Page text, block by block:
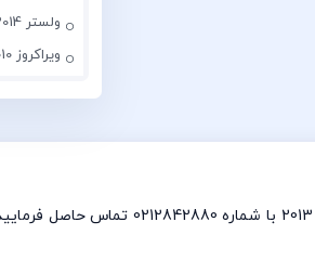
ولستر 2014-2016
ویراکروز 2010-2013
چراغ جلو اکسنت 2013 و چراغ خطر اکسنت 2013 در فروشگاه موجود می